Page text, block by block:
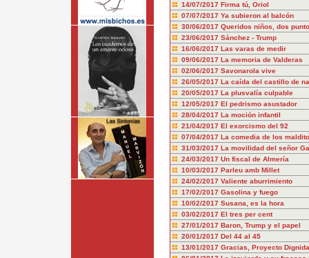
14/07/2017 Firma tú, Oriol
07/07/2017 Ya subieron al balcón
30/06/2017 Queridos niños, dos
23/06/2017 Sánchez - Trump
16/06/2017 Las varas de medir
09/06/2017 La memoria de Valderas
02/06/2017 Savonarola vive
26/05/2017 La caída del castillo de
20/05/2017 La plusvalía culpable
12/05/2017 El pedrismo asustador
28/04/2017 La moción infantil
21/04/2017 El exorcismo del 92
07/04/2017 La comedia de los
31/03/2017 La movilidad del señor
24/03/2017 Un fiscal de Almería
10/03/2017 Parleu amb Millet
24/02/2017 Valiente aburrimiento
17/02/2017 Gasolina y fuego
10/02/2017 Susana, es la hora
03/02/2017 El tres per cent
27/01/2017 Baron, Trump y el papel
20/01/2017 Del 44 al 45
13/01/2017 Gracias, Proyecto